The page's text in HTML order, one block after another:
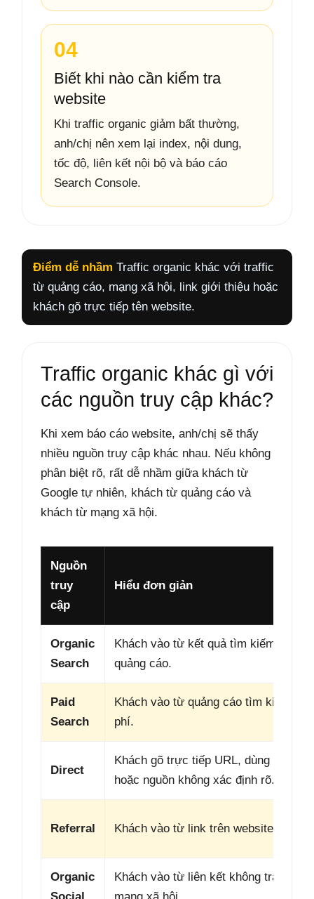
04
Biết khi nào cần kiểm tra
website
Khi traffic organic giảm bất thường,
anh/chị nên xem lại index, nội dung,
tốc độ, liên kết nội bộ và báo cáo
Search Console.
Điểm dễ nhầm Traffic organic khác với traffic
từ quảng cáo, mạng xã hội, link giới thiệu hoặc
khách gõ trực tiếp tên website.
Traffic organic khác gì với
các nguồn truy cập khác?
Khi xem báo cáo website, anh/chị sẽ thấy
nhiều nguồn truy cập khác nhau. Nếu không
phân biệt rõ, rất dễ nhầm giữa khách từ
Google tự nhiên, khách từ quảng cáo và
khách từ mạng xã hội.
Nguồn
truy
cập
Hiểu đơn giản
Organic
Search
Khách vào từ kết quả tìm kiếm không
quảng cáo.
Paid
Search
Khách vào từ quảng cáo tìm kiếm có
phí.
Direct
Khách gõ trực tiếp URL, dùng
hoặc nguồn không xác định rõ.
Referral Khách vào từ link trên website khác.
Organic
Khách vào từ liên kết không trả phí